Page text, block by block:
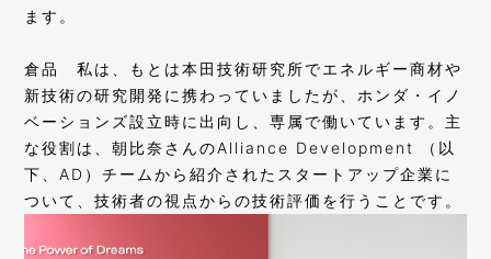
ます。
倉品
私は、もとは本田技術研究所でエネルギー商材や
新技術の研究開発に携わっていましたが、ホンダ・イノ
ベーションズ設立時に出向し、専属で働いています。主
な役割は、朝比奈さんのAlliance Development （以
下、AD）チームから紹介されたスタートアップ企業に
ついて、技術者の視点からの技術評価を行うことです。